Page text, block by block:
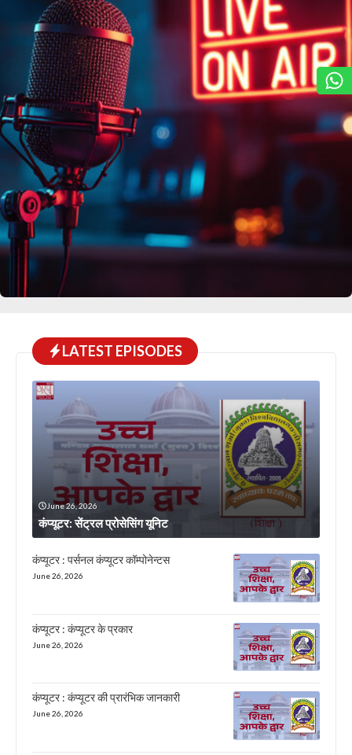
LATEST EPISODES
June 26, 2026
कंप्यूटर: सेंट्रल प्रोसेसिंग यूनिट
कंप्यूटर : पर्सनल कंप्यूटर कॉम्पोनेन्टस
June 26, 2026
कंप्यूटर : कंप्यूटर के प्रकार
June 26, 2026
कंप्यूटर : कंप्यूटर की प्रारंभिक जानकारी
June 26, 2026